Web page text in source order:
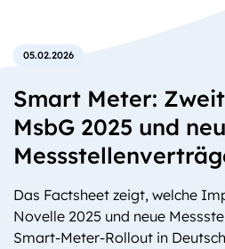
05.02.2026
Smart Meter:
MsbG 2025 und
Das Factsheet zeigt, welche
Novelle 2025 und neue
Smart-Meter-Rollout in